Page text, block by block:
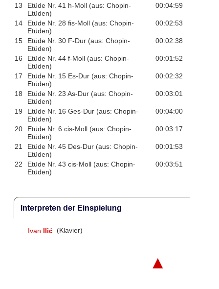
13
Etüde Nr. 41 h-Moll (aus: Chopin-
Etüden)
00:04:59
14
Etüde Nr. 28 fis-Moll (aus: Chopin-
Etüden)
00:02:53
15
Etüde Nr. 30 F-Dur (aus: Chopin-
Etüden)
00:02:38
16
Etüde Nr. 44 f-Moll (aus: Chopin-
Etüden)
00:01:52
17
Etüde Nr. 15 Es-Dur (aus: Chopin-
Etüden)
00:02:32
18
Etüde Nr. 23 As-Dur (aus: Chopin-
Etüden)
00:03:01
19
Etüde Nr. 16 Ges-Dur (aus: Chopin-
Etüden)
00:04:00
20
Etüde Nr. 6 cis-Moll (aus: Chopin-
Etüden)
00:03:17
21
Etüde Nr. 45 Des-Dur (aus: Chopin-
Etüden)
00:01:53
22
Etüde Nr. 43 cis-Moll (aus: Chopin-
Etüden)
00:03:51
Interpreten der Einspielung
Ivan Ilić (Klavier)
▲